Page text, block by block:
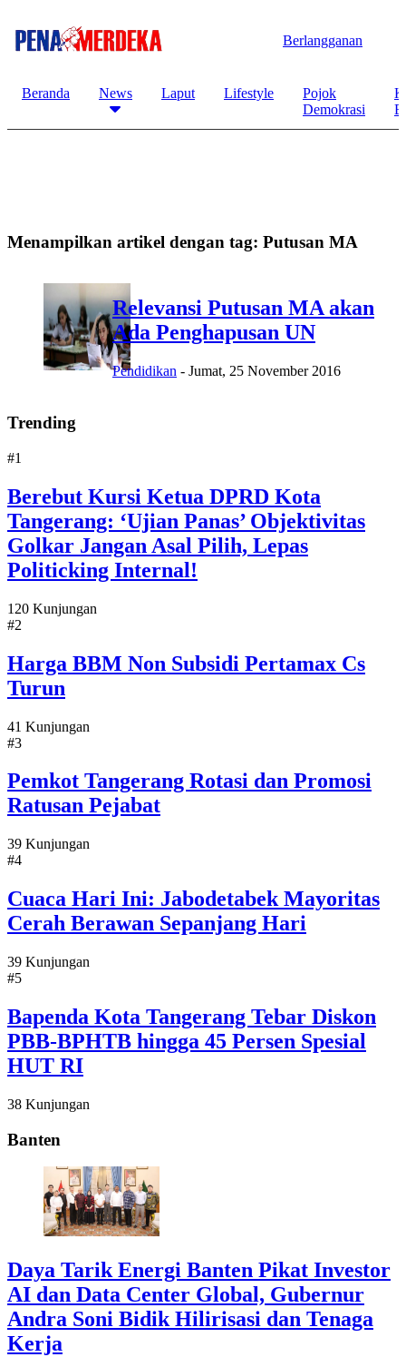
Berlangganan
Beranda News Laput Lifestyle
Pojok
Demokrasi
Menampilkan artikel dengan tag: Putusan MA
Relevansi Putusan MA akan
Ada Penghapusan UN
Pendidikan - Jumat, 25 November 2016
Trending
#1
Berebut Kursi Ketua DPRD Kota
Tangerang: ‘Ujian Panas’ Objektivitas
Golkar Jangan Asal Pilih, Lepas
Politicking Internal!
120 Kunjungan
#2
Harga BBM Non Subsidi Pertamax Cs
Turun
41 Kunjungan
#3
Pemkot Tangerang Rotasi dan Promosi
Ratusan Pejabat
39 Kunjungan
#4
Cuaca Hari Ini: Jabodetabek Mayoritas
Cerah Berawan Sepanjang Hari
39 Kunjungan
#5
Bapenda Kota Tangerang Tebar Diskon
PBB-BPHTB hingga 45 Persen Spesial
HUT RI
38 Kunjungan
Banten
Daya Tarik Energi Banten Pikat Investor
AI dan Data Center Global, Gubernur
Andra Soni Bidik Hilirisasi dan Tenaga
Kerja